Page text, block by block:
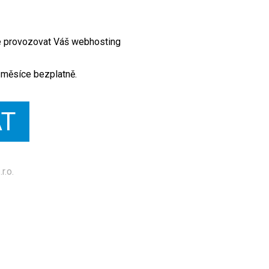
provozovat Váš webhosting
bezplatně.